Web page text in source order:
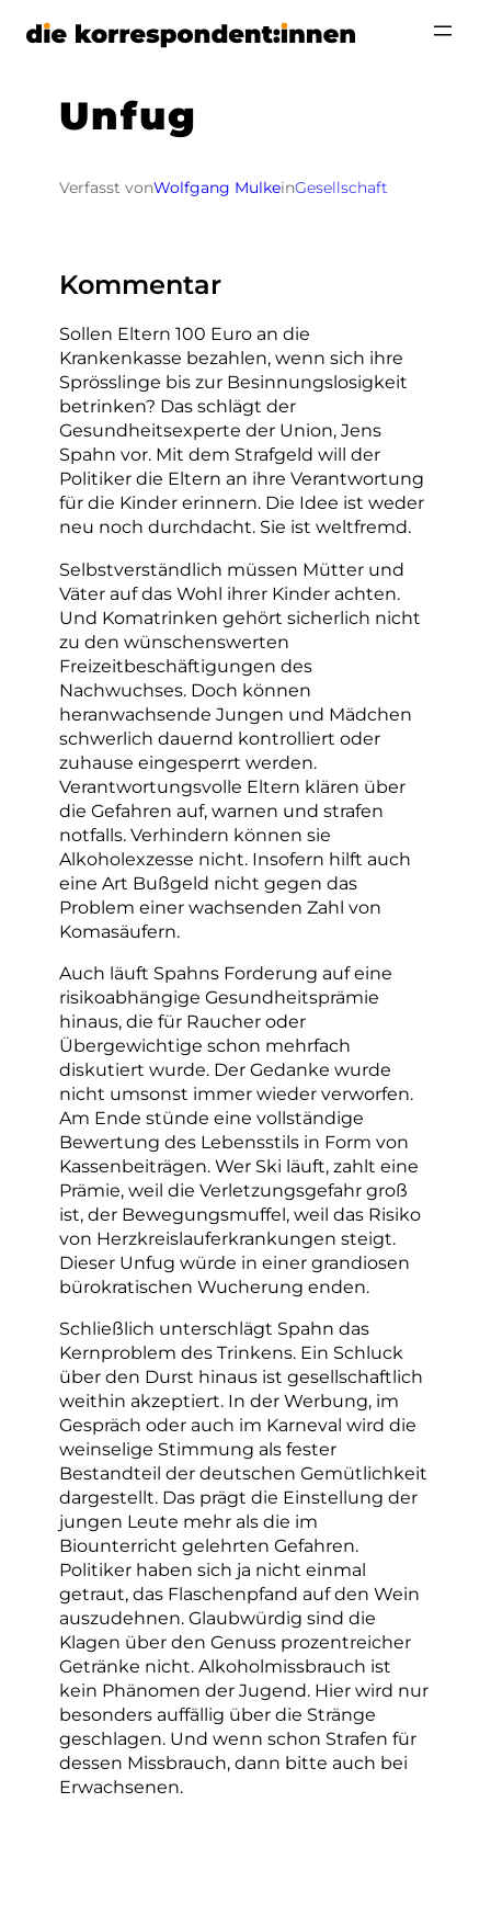
Zum
Unfug
Verfasst vonWolfgang MulkeinGesellschaft
Kommentar
Sollen Eltern 100 Euro an die
Krankenkasse bezahlen, wenn sich ihre
Sprösslinge bis zur Besinnungslosigkeit
betrinken? Das schlägt der
Gesundheitsexperte der Union, Jens
Spahn vor. Mit dem Strafgeld will der
Politiker die Eltern an ihre Verantwortung
für die Kinder erinnern. Die Idee ist weder
neu noch durchdacht. Sie ist weltfremd.
Selbstverständlich müssen Mütter und
Väter auf das Wohl ihrer Kinder achten.
Und Komatrinken gehört sicherlich nicht
zu den wünschenswerten
Freizeitbeschäftigungen des
Nachwuchses. Doch können
heranwachsende Jungen und Mädchen
schwerlich dauernd kontrolliert oder
zuhause eingesperrt werden.
Verantwortungsvolle Eltern klären über
die Gefahren auf, warnen und strafen
notfalls. Verhindern können sie
Alkoholexzesse nicht. Insofern hilft auch
eine Art Bußgeld nicht gegen das
Problem einer wachsenden Zahl von
Komasäufern.
Auch läuft Spahns Forderung auf eine
risikoabhängige Gesundheitsprämie
hinaus, die für Raucher oder
Übergewichtige schon mehrfach
diskutiert wurde. Der Gedanke wurde
nicht umsonst immer wieder verworfen.
Am Ende stünde eine vollständige
Bewertung des Lebensstils in Form von
Kassenbeiträgen. Wer Ski läuft, zahlt eine
Prämie, weil die Verletzungsgefahr groß
ist, der Bewegungsmuffel, weil das Risiko
von Herzkreislauferkrankungen steigt.
Dieser Unfug würde in einer grandiosen
bürokratischen Wucherung enden.
Schließlich unterschlägt Spahn das
Kernproblem des Trinkens. Ein Schluck
über den Durst hinaus ist gesellschaftlich
weithin akzeptiert. In der Werbung, im
Gespräch oder auch im Karneval wird die
weinselige Stimmung als fester
Bestandteil der deutschen Gemütlichkeit
dargestellt. Das prägt die Einstellung der
jungen Leute mehr als die im
Biounterricht gelehrten Gefahren.
Politiker haben sich ja nicht einmal
getraut, das Flaschenpfand auf den Wein
auszudehnen. Glaubwürdig sind die
Klagen über den Genuss prozentreicher
Getränke nicht. Alkoholmissbrauch ist
kein Phänomen der Jugend. Hier wird nur
besonders auffällig über die Stränge
geschlagen. Und wenn schon Strafen für
dessen Missbrauch, dann bitte auch bei
Erwachsenen.